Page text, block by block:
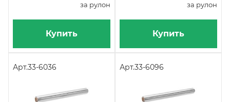
за рулон
Купить
за рулон
Купить
Арт.33-6036 Арт.33-6096